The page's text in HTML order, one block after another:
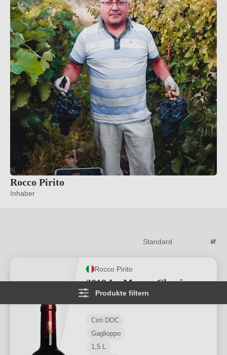
Tradition und Qualität macht die Weine von Rocco Pirito
Vini Cirò zu einer hervorragenden Wahl für Weinkenner
und Liebhaber. Entdecken Sie die besonderen Weine
direkt vom Weingut.Weiterlesen
Rocco Pirito
Inhaber
Produkte filtern
Rocco Pirito
2019 La Manna Classico
Superiore Cirò DOC 1,5 L
Cirò DOC
Gaglioppo
1,5 L